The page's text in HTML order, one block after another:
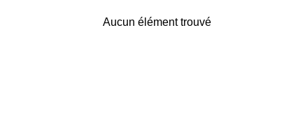
Aucun élément trouvé